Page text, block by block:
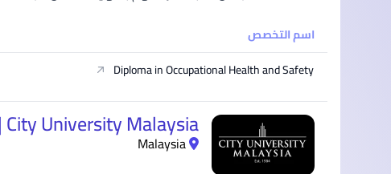
اسم التخصص
Diploma in Occupational Health and Safety
City University Malaysia | جامعة سيتي
Malaysia